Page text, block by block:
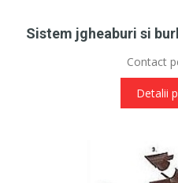
Sistem jgheaburi si
Contact
Detalii